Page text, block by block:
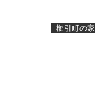
櫛引町の家